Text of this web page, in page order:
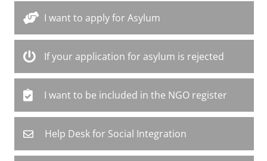
I want to apply for Asylum
If your application for asylum is rejected
I want to be included in the NGO register
Help Desk for Social Integration